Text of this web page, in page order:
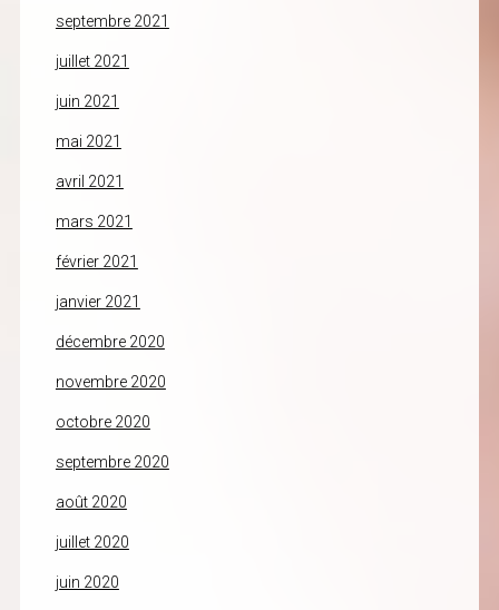
septembre 2021
juillet 2021
juin 2021
mai 2021
avril 2021
mars 2021
février 2021
janvier 2021
décembre 2020
novembre 2020
octobre 2020
septembre 2020
août 2020
juillet 2020
juin 2020